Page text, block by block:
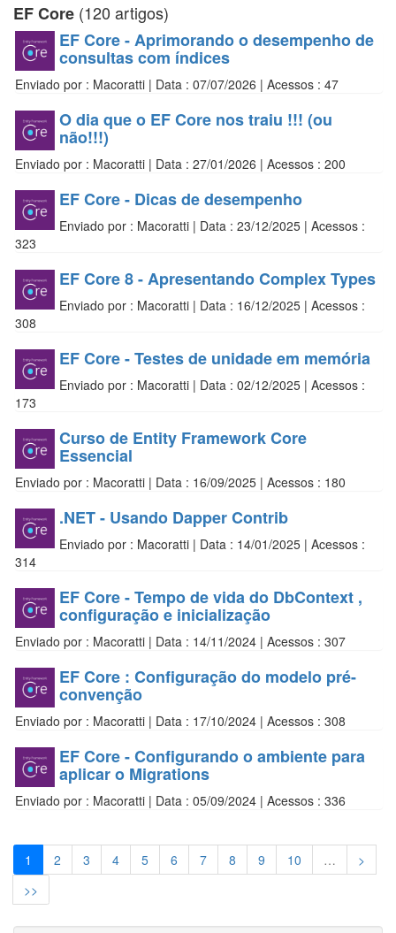
EF Core (120 artigos)
EF Core - Aprimorando o desempenho de
consultas com índices
Enviado por : Macoratti | Data : 07/07/2026 | Acessos : 47
O dia que o EF Core nos traiu !!! (ou
não!!!)
Enviado por : Macoratti | Data : 27/01/2026 | Acessos : 200
EF Core - Dicas de desempenho
Enviado por : Macoratti | Data : 23/12/2025 | Acessos :
323
EF Core 8 - Apresentando Complex Types
Enviado por : Macoratti | Data : 16/12/2025 | Acessos :
308
EF Core - Testes de unidade em memória
Enviado por : Macoratti | Data : 02/12/2025 | Acessos :
173
Curso de Entity Framework Core
Essencial
Enviado por : Macoratti | Data : 16/09/2025 | Acessos : 180
.NET - Usando Dapper Contrib
Enviado por : Macoratti | Data : 14/01/2025 | Acessos :
314
EF Core - Tempo de vida do DbContext ,
configuração e inicialização
Enviado por : Macoratti | Data : 14/11/2024 | Acessos : 307
EF Core : Configuração do modelo pré-
convenção
Enviado por : Macoratti | Data : 17/10/2024 | Acessos : 308
EF Core - Configurando o ambiente para
aplicar o Migrations
Enviado por : Macoratti | Data : 05/09/2024 | Acessos : 336
1 2 3 4 5 6 7 8 9 10 …
>
>>